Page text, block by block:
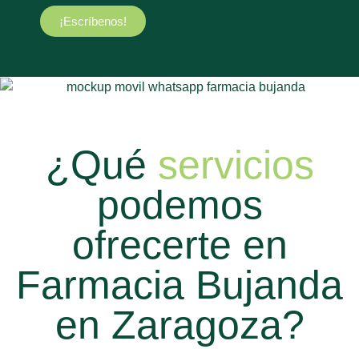
¡Escríbenos!
¿Qué servicios
podemos
ofrecerte en
Farmacia Bujanda
en Zaragoza?